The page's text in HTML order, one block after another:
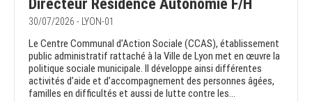
Directeur Résidence Autonomie F/H
30/07/2026 - LYON-01
Le Centre Communal d’Action Sociale (CCAS), établissement
public administratif rattaché à la Ville de Lyon met en œuvre la
politique sociale municipale. Il développe ainsi différentes
activités d’aide et d’accompagnement des personnes âgées,
familles en difficultés et aussi de lutte contre les...